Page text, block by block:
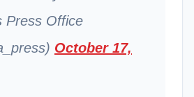
Press Office
October 17,